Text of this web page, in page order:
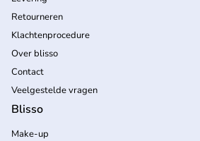
Retourneren
Klachtenprocedure
Over blisso
Contact
Veelgestelde vragen
Blisso
Make-up